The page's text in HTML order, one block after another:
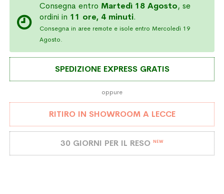
Consegna entro Martedì 18 Agosto, se
ordini in 11 ore, 4 minuti.
Consegna in aree remote e isole entro Mercoledì 19
Agosto.
SPEDIZIONE EXPRESS GRATIS
oppure
RITIRO IN SHOWROOM A LECCE
30 GIORNI PER IL RESO NEW